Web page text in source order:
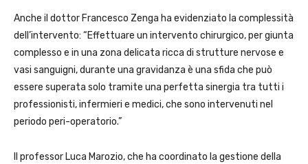
Anche il dottor Francesco Zenga ha evidenziato la complessità
dell’intervento: “Effettuare un intervento chirurgico, per giunta
complesso e in una zona delicata ricca di strutture nervose e
vasi sanguigni, durante una gravidanza è una sfida che può
essere superata solo tramite una perfetta sinergia tra tutti i
professionisti, infermieri e medici, che sono intervenuti nel
periodo peri-operatorio.”
Il professor Luca Marozio, che ha coordinato la gestione della